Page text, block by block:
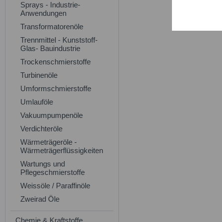
Sprays - Industrie-
Anwendungen
Transformatorenöle
Trennmittel - Kunststoff-
Glas- Bauindustrie
Trockenschmierstoffe
Turbinenöle
Umformschmierstoffe
Umlauföle
Vakuumpumpenöle
Verdichteröle
Wärmeträgeröle -
Wärmeträgerflüssigkeiten
Wartungs und
Pflegeschmierstoffe
Weissöle / Paraffinöle
Zweirad Öle
Chemie & Kraftstoffe